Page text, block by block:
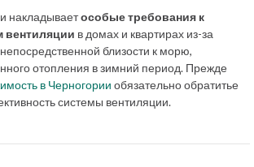
накладываетособые требования к
вентиляции в домах и квартирах из-за
близости к морю,
отопления в зимний период. Прежде
в Черногории обязательно обратитье
системы вентиляции.